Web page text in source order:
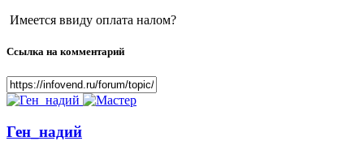
Имеется ввиду оплата налом?
Ссылка на комментарий
Ген_надий